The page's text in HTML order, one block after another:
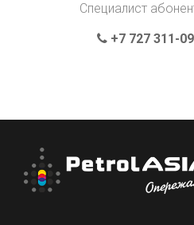
Специалист
+7 727 311-